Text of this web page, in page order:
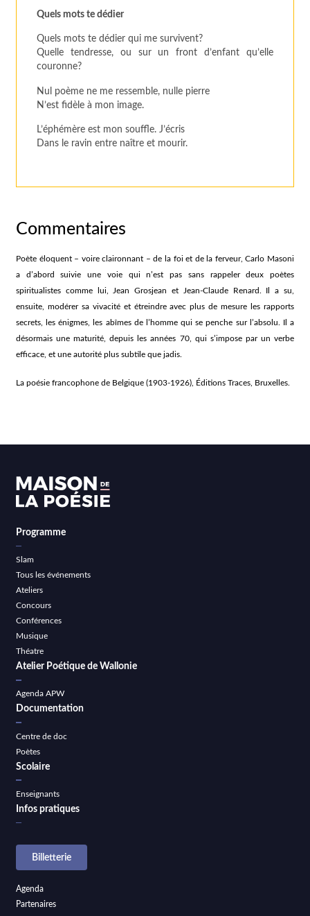
Quels mots te dédier
Quels mots te dédier qui me survivent?
Quelle tendresse, ou sur un front d’enfant qu’elle
couronne?
Nul poème ne me ressemble, nulle pierre
N’est fidèle à mon image.
L’éphémère est mon souffle. J’écris
Dans le ravin entre naître et mourir.
Commentaires
Poète éloquent – voire claironnant – de la foi et de la ferveur, Carlo Masoni
a d’abord suivie une voie qui n’est pas sans rappeler deux poètes
spiritualistes comme lui, Jean Grosjean et Jean-Claude Renard. Il a su,
ensuite, modérer sa vivacité et étreindre avec plus de mesure les rapports
secrets, les énigmes, les abîmes de l’homme qui se penche sur l’absolu. Il a
désormais une maturité, depuis les années 70, qui s’impose par un verbe
efficace, et une autorité plus subtile que jadis.
La poésie francophone de Belgique (1903-1926), Éditions Traces, Bruxelles.
Programme
Slam
Tous les événements
Ateliers
Concours
Conférences
Musique
Théatre
Atelier Poétique de Wallonie
Agenda APW
Documentation
Centre de doc
Poètes
Scolaire
Enseignants
Infos pratiques
Billetterie
Agenda
Partenaires